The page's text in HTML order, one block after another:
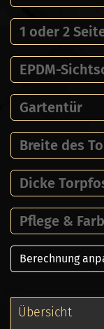
1 oder 2
EPDM-
Gartentür
Breite des
Dicke
Pflege &
Berechnung
Übersicht